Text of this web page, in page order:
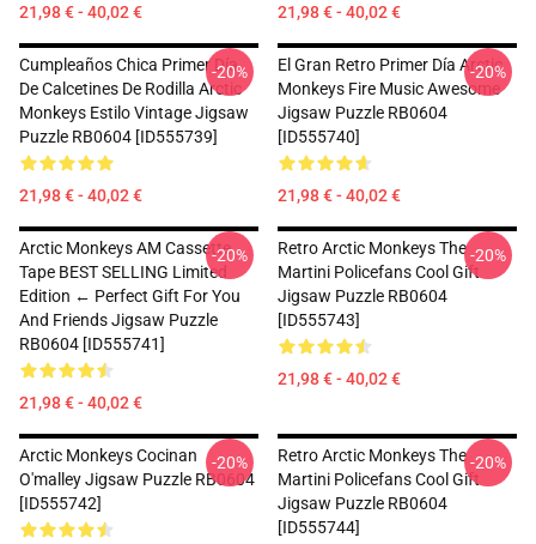
21,98 € - 40,02 € 21,98 € - 40,02 €
Cumpleaños Chica Primer Día
De Calcetines De Rodilla Arctic
Monkeys Estilo Vintage Jigsaw
Puzzle RB0604 [ID555739]
21,98 € - 40,02 €
-20%
El Gran Retro Primer Día Arctic
Monkeys Fire Music Awesome
Jigsaw Puzzle RB0604
[ID555740]
21,98 € - 40,02 €
-20%
Arctic Monkeys AM Cassette
Tape BEST SELLING Limited
Edition ← Perfect Gift For You
And Friends Jigsaw Puzzle
RB0604 [ID555741]
21,98 € - 40,02 €
-20%
Retro Arctic Monkeys The
Martini Policefans Cool Gift
Jigsaw Puzzle RB0604
[ID555743]
21,98 € - 40,02 €
-20%
Arctic Monkeys Cocinan
O'malley Jigsaw Puzzle RB0604
[ID555742]
-20%
Retro Arctic Monkeys The
Martini Policefans Cool Gift
Jigsaw Puzzle RB0604
[ID555744]
-20%